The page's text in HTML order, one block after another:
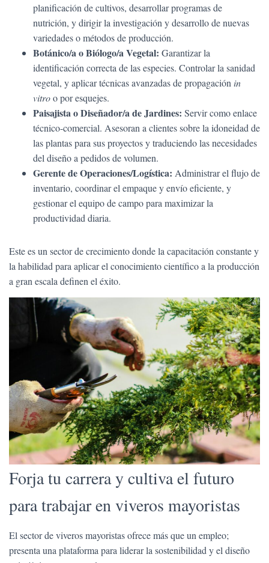
planificación de cultivos, desarrollar programas de
nutrición, y dirigir la investigación y desarrollo de nuevas
variedades o métodos de producción.
Botánico/a o Biólogo/a Vegetal: Garantizar la
identificación correcta de las especies. Controlar la sanidad
vegetal, y aplicar técnicas avanzadas de propagación in
vitroo por esquejes.
Paisajista o Diseñador/a de Jardines: Servir como enlace
técnico-comercial. Asesoran a clientes sobre la idoneidad de
las plantas para sus proyectos y traduciendo las necesidades
del diseño a pedidos de volumen.
Gerente de Operaciones/Logística: Administrar el flujo de
inventario, coordinar el empaque y envío eficiente, y
gestionar el equipo de campo para maximizar la
productividad diaria.
Este es un sector de crecimiento donde la capacitación constante y
la habilidad para aplicar el conocimiento científico a la producción
a gran escala definen el éxito.
Forja tu carrera y cultiva el futuro
para trabajar en viveros mayoristas
El sector de viveros mayoristas ofrece más que un empleo;
presenta una plataforma para liderar la sostenibilidad y el diseño